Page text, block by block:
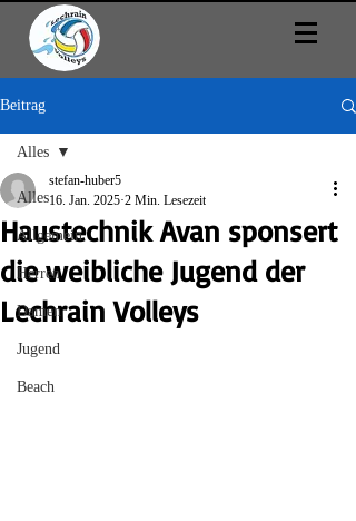
Beitrag
Alles
Allgemein
Herren
Damen
Jugend
Beach
Alles
Haustechnik Avan sponsert
die weibliche Jugend der
Lechrain Volleys
stefan-huber5
16. Jan. 2025 2 Min. Lesezeit